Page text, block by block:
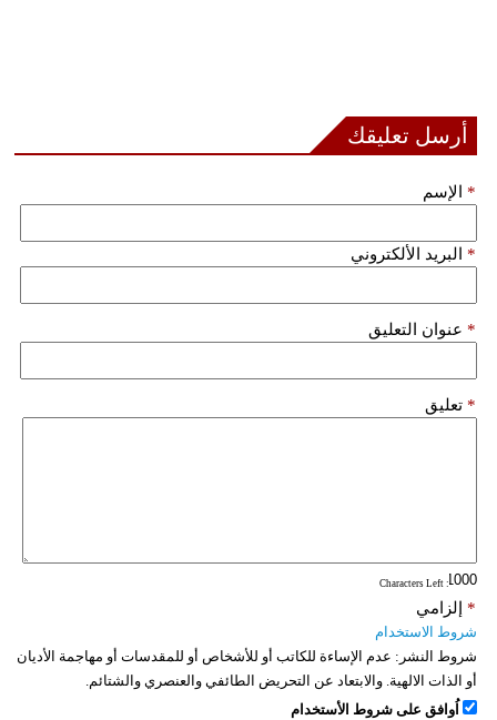
أرسل تعليقك
الإسم *
البريد الألكتروني *
عنوان التعليق *
تعليق *
: Characters Left
إلزامي *
شروط الاستخدام
شروط النشر: عدم الإساءة للكاتب أو للأشخاص أو للمقدسات أو مهاجمة الأديان
أو الذات الالهية. والابتعاد عن التحريض الطائفي والعنصري والشتائم.
اُوافق على شروط الأستخدام